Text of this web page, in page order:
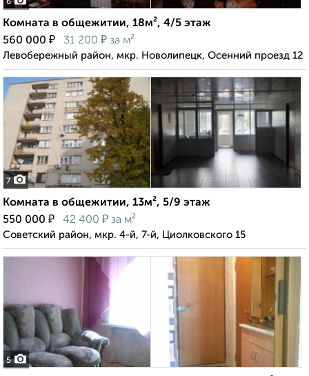
6
Комната в общежитии, 18м², 4/5 этаж
560 000 ₽ 31 200 ₽ за м²
Левобережный район, мкр. Новолипецк, Осенний проезд 12
7
Комната в общежитии, 13м², 5/9 этаж
550 000 ₽ 42 400 ₽ за м²
Советский район, мкр. 4-й, 7-й, Циолковского 15
5